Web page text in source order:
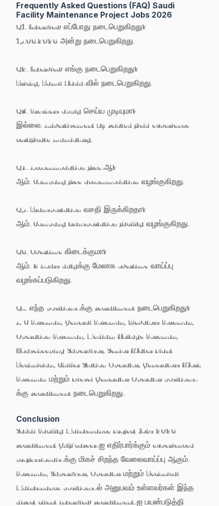
Frequently Asked Questions (FAQ) Saudi
Facility Maintenance Project Jobs 2026
Q1. Interview எப்போது நடைபெறுகிறது?
15.06.2026 அன்று நடைபெறுகிறது.
Q2. Interview எங்கு நடைபெறுகிறது?
Trichy, Tamil Nadu-வில் நடைபெறுகிறது.
Q3. Freshers apply செய்ய முடியுமா?
இல்லை. Advertisement படி related field experience
certificate mandatory.
Q4. Accommodation free-ஆ?
ஆம். Company free accommodation வழங்குகிறது.
Q5. Transportation வசதி இருக்கிறதா?
ஆம். Company transportation facility வழங்குகிறது.
Q6. Overtime கிடைக்குமா?
ஆம். 8 hours dutyக்கு மேலாக overtime வாய்ப்பு
வழங்கப்படுகிறது.
Q7. எந்த positions-க்கு recruitment நடைபெறுகிறது?
A/C Foreman, General Foreman, Elevators Foreman,
Operation Foreman, Medium Voltage Foreman,
Housekeeping Supervisor, Senior Water Plant
Technician, Chiller Station Operator, Generators Work
Foreman மற்றும் Diesel Generator Operator positions-
க்கு recruitment நடைபெறுகிறது.
Conclusion
Saudi Facility Maintenance Project Jobs 2026
recruitment Gulf career-ஐ எதிர்பார்க்கும் experienced
professionals-க்கு மிகச் சிறந்த வேலைவாய்ப்பு ஆகும்.
Foreman, Supervisor, Operator மற்றும் Technical
Maintenance positions-ல் அனுபவம் உள்ளவர்கள் இந்த
direct client interview recruitment-ஐ பயன்படுத்தி